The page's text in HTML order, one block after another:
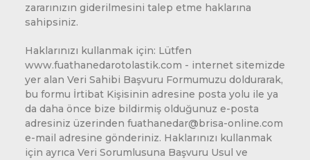
zararınızın giderilmesini talep etme haklarına
sahipsiniz.
Haklarınızı kullanmak için: Lütfen
www.fuathanedarotolastik.com - internet sitemizde
yer alan Veri Sahibi Başvuru Formumuzu doldurarak,
bu formu İrtibat Kişisinin adresine posta yolu ile ya
da daha önce bize bildirmiş olduğunuz e-posta
adresiniz üzerinden fuathanedar@brisa-online.com
e-mail adresine gönderiniz. Haklarınızı kullanmak
için ayrıca Veri Sorumlusuna Başvuru Usul ve